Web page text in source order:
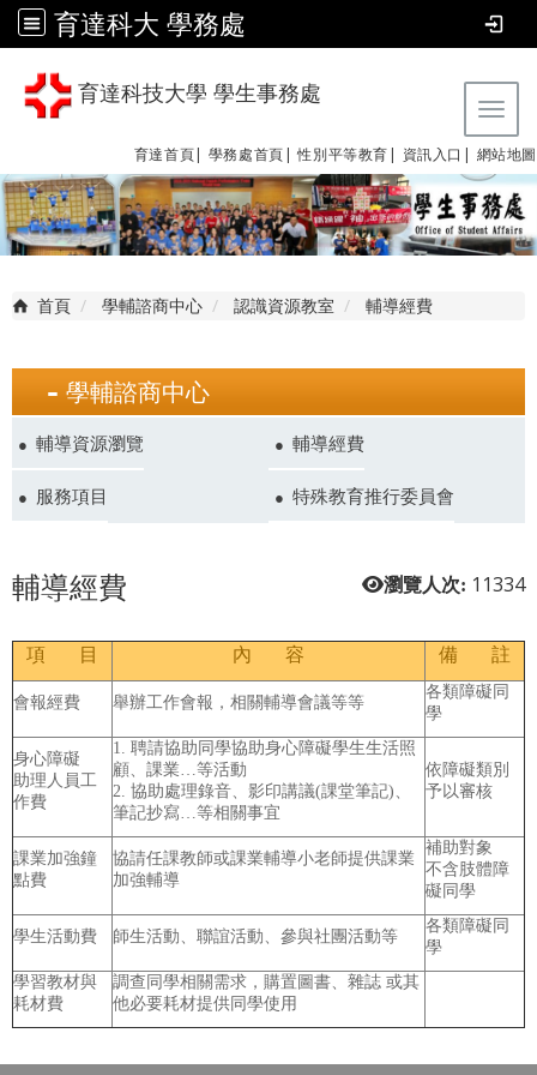
育達科大 學務處
育達科技大學 學生事務處
育達首頁| 學務處首頁| 性別平等教育 | 資訊入口| 網站地圖
首頁 學輔諮商中心 認識資源教室 輔導經費
學輔諮商中心
輔導資源瀏覽 輔導經費
服務項目 特殊教育推行委員會
瀏覽人次: 11334
輔導經費
項 目 內 容 備 註
會報經費 舉辦工作會報，相關輔導會議等等
各類障礙同
學
身心障礙
助理人員工
作費
1. 聘請協助同學協助身心障礙學生生活照
顧、課業…等活動
2. 協助處理錄音、影印講議(課堂筆記)
筆記抄寫…等相關事宜
依障礙類別
予以審核
課業加強鐘
點費
協請任課教師或課業輔導小老師提供課業
加強輔導
補助對象
不含肢體障
礙同學
學生活動費 師生活動、聯誼活動、參與社團活動等
各類障礙同
學
學習教材與
耗材費
調查同學相關需求，購置圖書、雜誌 或其
他必要耗材提供同學使用